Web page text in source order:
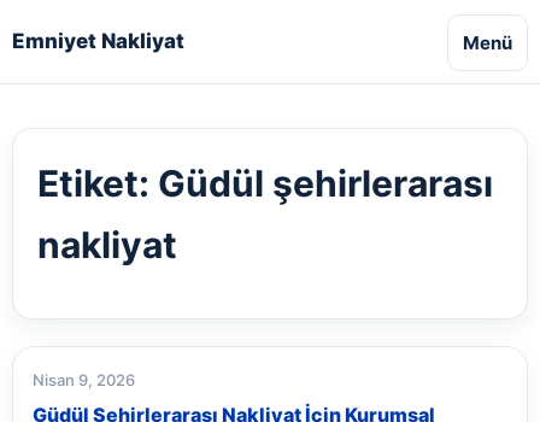
Emniyet Nakliyat Menü
Etiket: Güdül şehirlerarası
nakliyat
Nisan 9, 2026
Güdül Şehirlerarası Nakliyat İçin Kurumsal